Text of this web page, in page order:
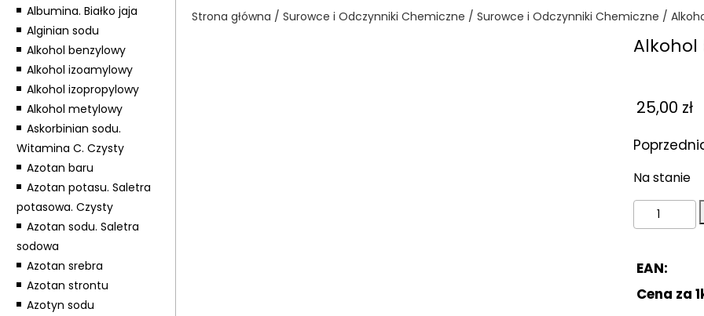
Albumina. Białko jaja
Alginian sodu
Alkohol benzylowy
Alkohol izoamylowy
Alkohol izopropylowy
Alkohol metylowy
Askorbinian sodu.
Witamina C. Czysty
Azotan baru
Azotan potasu. Saletra
potasowa. Czysty
Azotan sodu. Saletra
sodowa
Azotan srebra
Azotan strontu
Azotyn sodu
Strona główna / Surowce i Odczynniki Chemiczne / Surowce i Odczynniki Chemiczne /
Alkohol
25,00 zł
Na stanie
ilość
Alkohol
500ml
EAN:
Cena za